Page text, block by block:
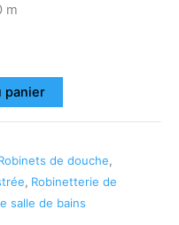
m
panier
de douche,
, Robinetterie de
salle de bains